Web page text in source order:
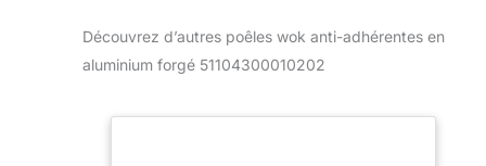
matériau en aluminium forgé, Manche
ergonomique riveté en inox pour une
Compatible à l'induction grâce au
Découvrez d’autres poêles wok anti-adhérentes en
aluminium forgé 51104300010202